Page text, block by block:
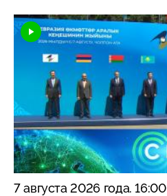
7 августа 2026 года. 16:00